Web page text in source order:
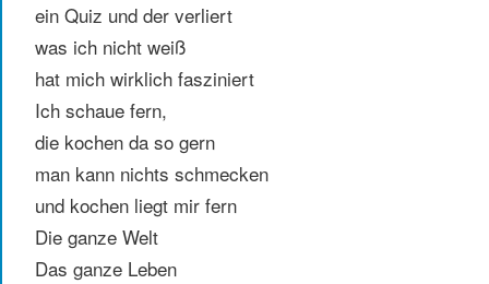
ein Quiz und der verliert
was ich nicht weiß
hat mich wirklich fasziniert
Ich schaue fern,
die kochen da so gern
man kann nichts schmecken
und kochen liegt mir fern
Die ganze Welt
Das ganze Leben